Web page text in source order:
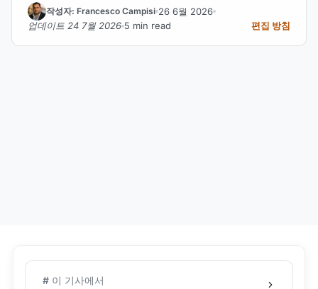
작성자: Francesco Campisi 26 6월 2026
업데이트 24 7월 2026 5 min read 편집 방침
# 이 기사에서